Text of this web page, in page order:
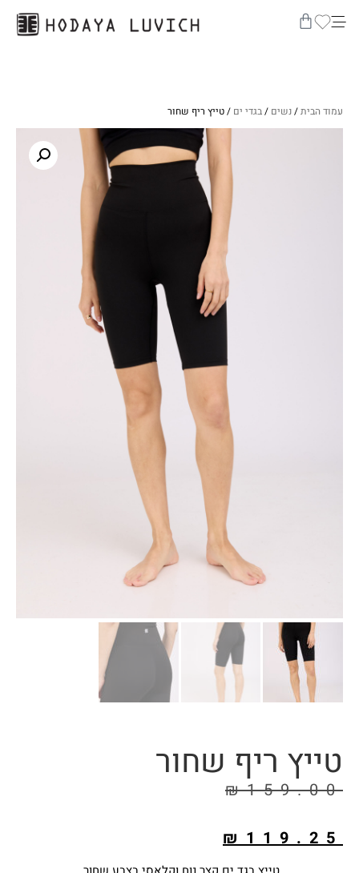
עמוד הבית/נשים /בגדי ים / טייץ ריף שחור
טייץ ריף שחור
₪159.00
₪119.25